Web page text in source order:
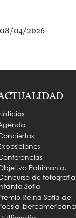
08/04/2026
Patrimonio.
de fotografía
Sofía
Reina Sofía de
Iberoamericana